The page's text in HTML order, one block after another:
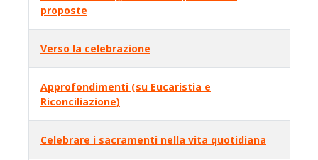
proposte
Verso la celebrazione
Approfondimenti (su Eucaristia e
Riconciliazione)
Celebrare i sacramenti nella vita quotidiana